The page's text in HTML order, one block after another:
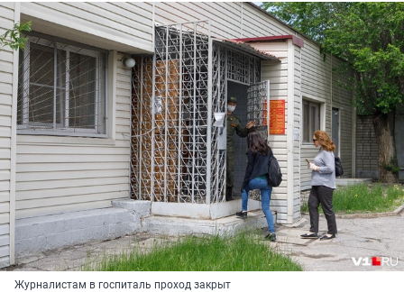
Журналистам в госпиталь проход закрыт